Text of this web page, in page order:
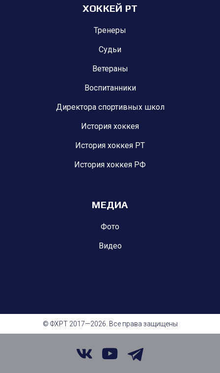
ХОККЕЙ РТ
Тренеры
Судьи
Ветераны
Воспитанники
Директора спортивных школ
История хоккея
История хоккея РТ
История хоккея РФ
МЕДИА
Фото
Видео
© ФХРТ 2017—2026. Все права защищены